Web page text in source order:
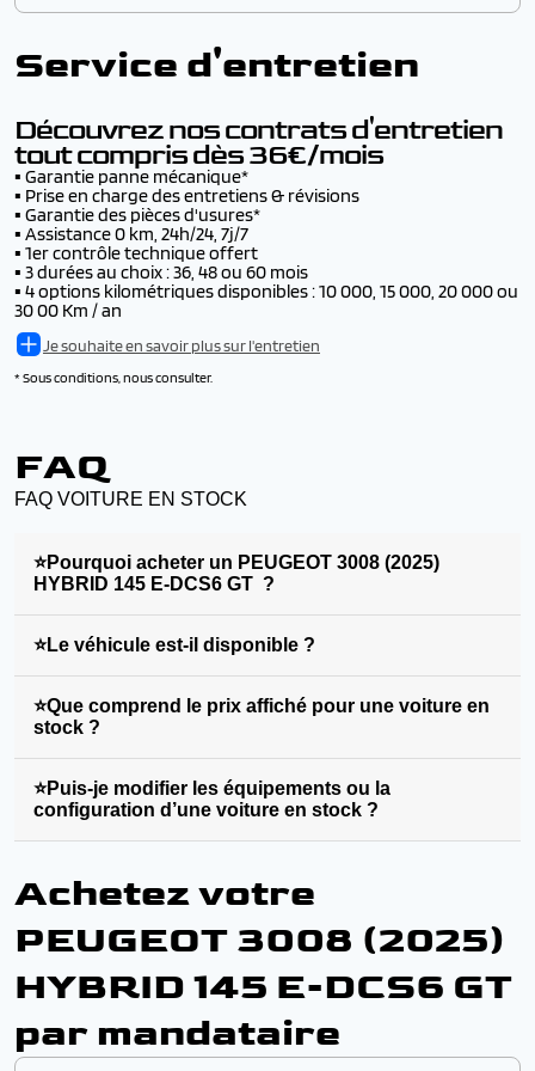
véhicule (en + de son assurance)
▪️ Remboursement de la franchise en cas d’accident,
jusqu’à 500€ par accident, avec ou sans tiers identifié
Chez AutoJM vous avez le choix de la livraison :
▪️ Livraison par camion -Tarif nous consulter
▪️ Livraison dans notre concession de Morvillars -
Service d'entretien
Découvrez nos contrats d'entretien
tout compris dès 36€/mois
▪️ Garantie panne mécanique*
▪️ Prise en charge des entretiens & révisions
▪️ Garantie des pièces d'usures*
▪️ Assistance 0 km, 24h/24, 7j/7
▪️ 1er contrôle technique offert
▪️ 3 durées au choix : 36, 48 ou 60 mois
▪️ 4 options kilométriques disponibles : 10 000, 15 000, 20 000 ou
30 00 Km / an
Je souhaite en savoir plus sur l'entretien
* Sous conditions, nous consulter.
FAQ
FAQ VOITURE EN STOCK
⭐Pourquoi acheter un PEUGEOT 3008 (2025)
HYBRID 145 E-DCS6 GT ?
⭐Le véhicule est-il disponible ?
⭐Que comprend le prix affiché pour une voiture en
stock ?
⭐Puis-je modifier les équipements ou la
configuration d’une voiture en stock ?
Achetez votre
PEUGEOT 3008 (2025)
HYBRID 145 E-DCS6 GT
par mandataire